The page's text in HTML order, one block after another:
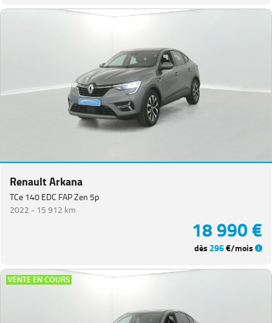
Renault Arkana
TCe 140 EDC FAP Zen 5p
2022 - 15 912 km
18 990 €
dès 296€/mois
VENTE EN COURS